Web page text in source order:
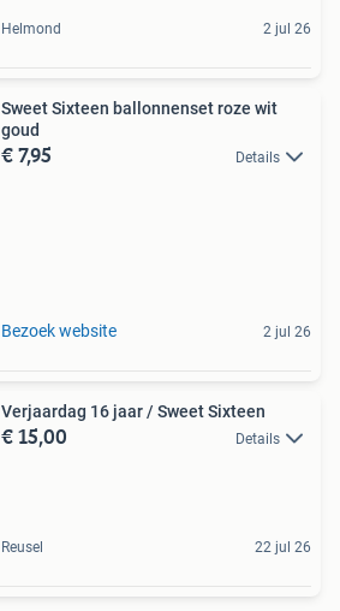
Helmond 2 jul 26
Sweet Sixteen ballonnenset roze wit
goud
€ 7,95 Details
Bezoek website 2 jul 26
Verjaardag 16 jaar / Sweet Sixteen
€ 15,00 Details
Reusel 22 jul 26